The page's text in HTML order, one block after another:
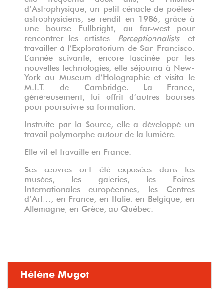
d’Astrophysique, un petit cénacle de poétes-
astrophysiciens, se rendit en 1986, grâce à
une bourse Fullbright, au far-west pour
rencontrer les artistes Perceptionnalists et
travailler à l’Exploratorium de San Francisco.
L’année suivante, encore fascinée par les
nouvelles technologies, elle séjourna à New-
York au Museum d’Holographie et visita le
M.I.T. de Cambridge. La France,
généreusement, lui offrit d’autres bourses
pour poursuivre sa formation.
Instruite par la Source, elle a développé un
travail polymorphe autour de la lumière.
Elle vit et travaille en France.
Ses œuvres ont été exposées dans les
musées, les galeries, les Foires
Internationales européennes, les Centres
d’Art…, en France, en Italie, en Belgique, en
Allemagne, en Grèce, au Québec.
Hélène Mugot